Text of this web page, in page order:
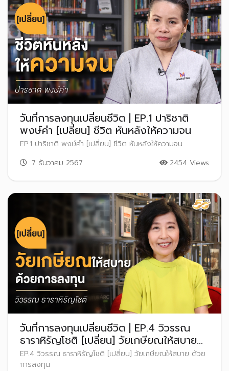
วันที่การลงทุนเปลี่ยนชีวิต | EP.1 ปาริชาติ
พงษ์คำ [เปลี่ยน] ชีวิต หันหลังให้ความจน
EP.1 ปาริชาติ พงษ์คำ [เปลี่ยน] ชีวิต หันหลังให้ความจน
7 ธันวาคม 2567
2454 Views
วันที่การลงทุนเปลี่ยนชีวิต | EP.4 วิวรรณ
ธาราหิรัญโชติ [เปลี่ยน] วัยเกษียณให้สบาย
ด้วยการลงทุน
EP.4 วิวรรณ ธาราหิรัญโชติ [เปลี่ยน] วัยเกษียณให้สบาย ด้วย
การลงทุน